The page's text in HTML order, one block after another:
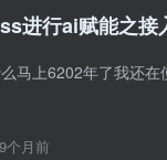
进行ai赋能之接
9个月前